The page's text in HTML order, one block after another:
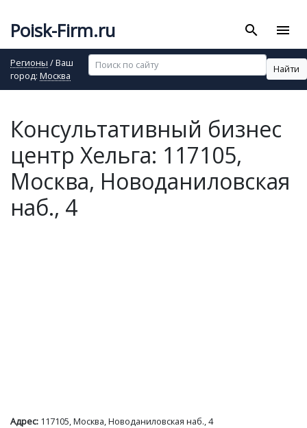
Poisk-Firm.ru search menu
Регионы / Ваш
город: Москва
Найти
Консультативный бизнес
центр Хельга: 117105,
Москва, Новоданиловская
наб., 4
Адрес: 117105, Москва, Новоданиловская наб., 4